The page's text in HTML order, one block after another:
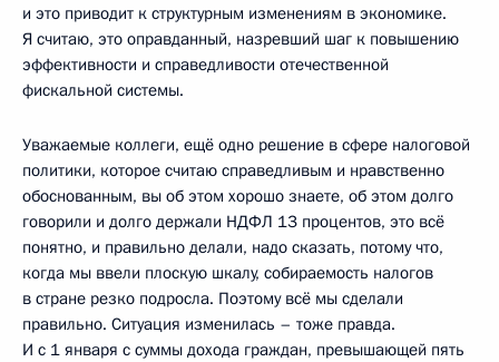
и это приводит к структурным изменениям в экономике.
Я считаю, это оправданный, назревший шаг к повышению
эффективности и справедливости отечественной
фискальной системы.
Уважаемые коллеги, ещё одно решение в сфере налоговой
политики, которое считаю справедливым и нравственно
обоснованным, вы об этом хорошо знаете, об этом долго
говорили и долго держали НДФЛ 13 процентов, это всё
понятно, и правильно делали, надо сказать, потому что,
когда мы ввели плоскую шкалу, собираемость налогов
в стране резко подросла. Поэтому всё мы сделали
правильно. Ситуация изменилась – тоже правда.
И с 1 января с суммы дохода граждан, превышающей пять